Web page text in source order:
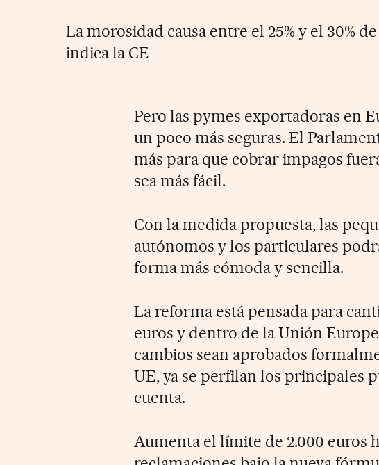
La morosidad causa entre el 25% y el 30%
indica la CE
Pero las pymes exportadoras en
un poco más seguras. El
más para que cobrar impagos
sea más fácil.
Con la medida propuesta, las
autónomos y los particulares
forma más cómoda y sencilla.
La reforma está pensada para
euros y dentro de la Unión
cambios sean aprobados
UE, ya se perfilan los principales
cuenta.
Aumenta el límite de 2.000 euros